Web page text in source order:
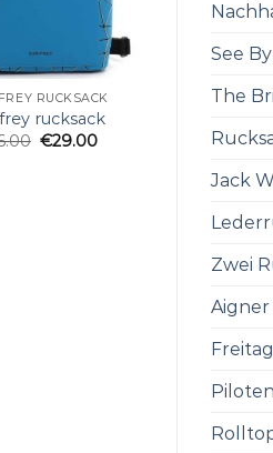
See
The
Jack
Zwei
RUCKSACK
rucksack
€29.00